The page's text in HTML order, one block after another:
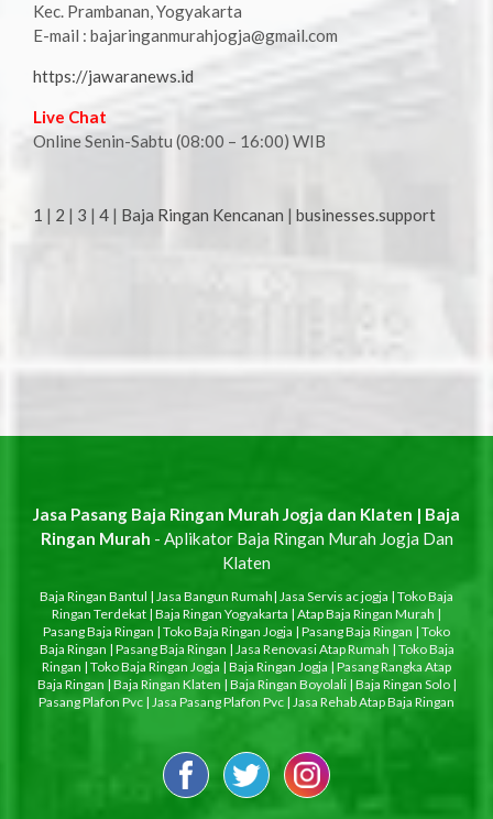
Kec. Prambanan, Yogyakarta
E-mail : bajaringanmurahjogja@gmail.com
https://jawaranews.id
Live Chat
Online Senin-Sabtu (08:00 – 16:00) WIB
1 | 2 | 3 | 4 | Baja Ringan Kencanan | businesses.support
Jasa Pasang Baja Ringan Murah Jogja dan Klaten | Baja
Ringan Murah - Aplikator Baja Ringan Murah Jogja Dan
Klaten
Baja Ringan Bantul | Jasa Bangun Rumah| Jasa Servis ac jogja | Toko Baja
Ringan Terdekat | Baja Ringan Yogyakarta | Atap Baja Ringan Murah |
Pasang Baja Ringan | Toko Baja Ringan Jogja | Pasang Baja Ringan | Toko
Baja Ringan | Pasang Baja Ringan | Jasa Renovasi Atap Rumah | Toko Baja
Ringan | Toko Baja Ringan Jogja | Baja Ringan Jogja | Pasang Rangka Atap
Baja Ringan | Baja Ringan Klaten | Baja Ringan Boyolali| Baja Ringan Solo|
Pasang Plafon Pvc | Jasa Pasang Plafon Pvc | Jasa Rehab Atap Baja Ringan